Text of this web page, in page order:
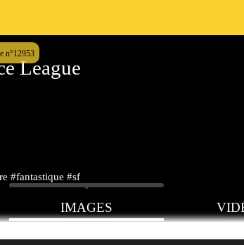
n°12953
League
#fantastique #sf
IMAGES